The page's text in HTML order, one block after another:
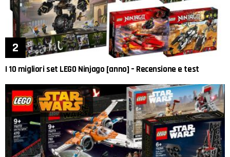
I 10 migliori set LEGO Ninjago [anno] – Recensione e test